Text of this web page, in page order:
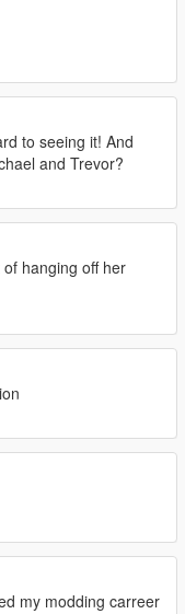
to seeing it! And
and Trevor?
hanging off her
my modding carreer